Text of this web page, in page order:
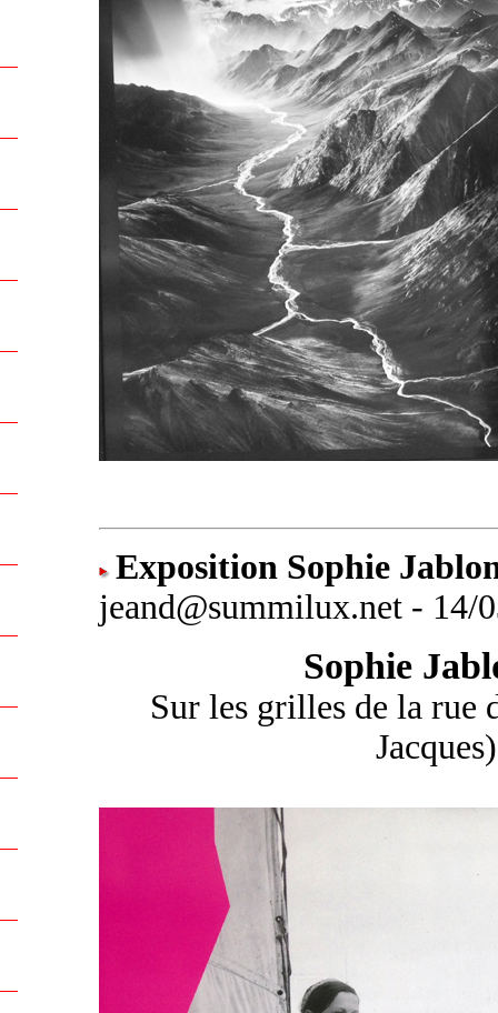
Exposition Sophie
jeand@summilux.net - 14/
Sophie
Sur les grilles de la rue